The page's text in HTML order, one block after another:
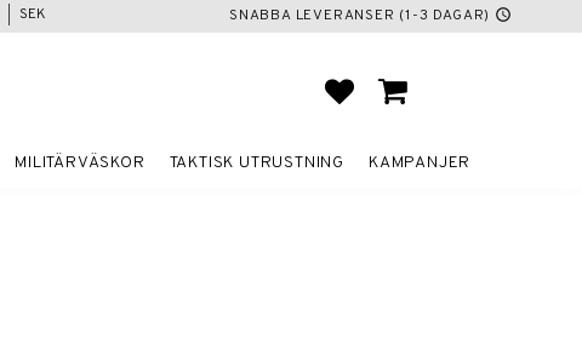
SNABBA LEVERANSER (1-3 DAGAR) schedule
SEK
FAVORITER
KUNDVAGN
MILITÄRVÄSKOR TAKTISK UTRUSTNING KAMPANJER